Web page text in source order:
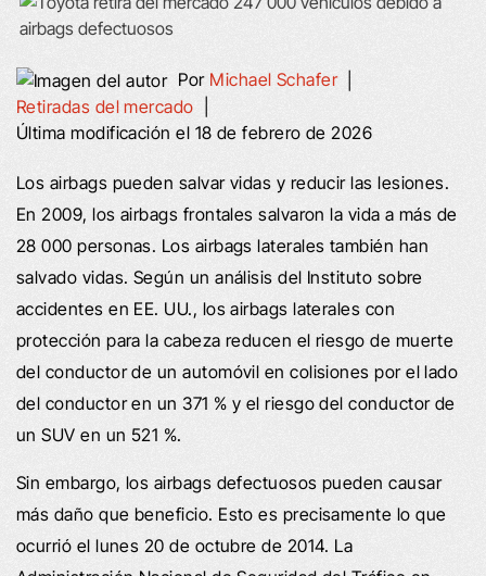
Por Michael Schafer|
Retiradas del mercado
Última modificación el 18 de febrero de 2026
Los airbags pueden salvar vidas y reducir las lesiones.
En 2009, los airbags frontales salvaron la vida a más de
28 000 personas. Los airbags laterales también han
salvado vidas. Según un análisis del Instituto sobre
accidentes en EE. UU., los airbags laterales con
protección para la cabeza reducen el riesgo de muerte
del conductor de un automóvil en colisiones por el lado
del conductor en un 371 % y el riesgo del conductor de
un SUV en un 521 %.
Sin embargo, los airbags defectuosos pueden causar
más daño que beneficio. Esto es precisamente lo que
ocurrió el lunes 20 de octubre de 2014. La